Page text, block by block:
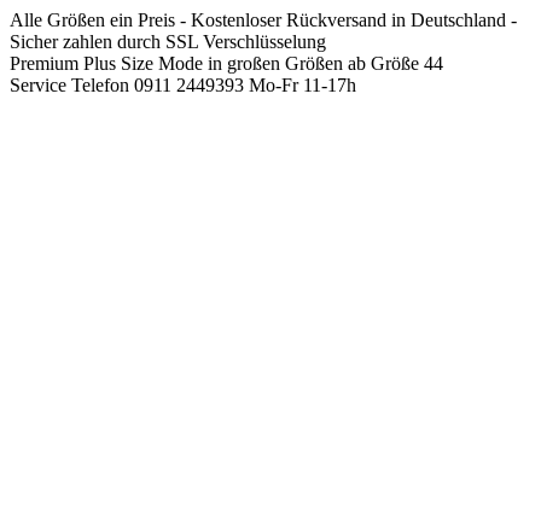
Springen
Sie
zum
Inhalt
Alle Größen ein Preis - Kostenloser Rückversand in Deutschland -
Sicher zahlen durch SSL Verschlüsselung
Premium Plus Size Mode in großen Größen ab Größe 44
Service Telefon 0911 2449393 Mo-Fr 11-17h